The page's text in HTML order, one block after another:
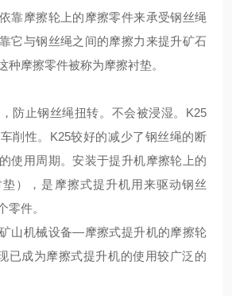
靠摩擦轮上的摩擦零件来承受钢丝绳
它与钢丝绳之间的摩擦力来提升矿石
种摩擦零件被称为摩擦衬垫。
防止钢丝绳扭转。不会被浸湿。K25
削性。K25较好的减少了钢丝绳的断
使用周期。安装于提升机摩擦轮上的
），是摩擦式提升机用来驱动钢丝
零件。
山机械设备—摩擦式提升机的摩擦轮
已成为摩擦式提升机的使用较广泛的